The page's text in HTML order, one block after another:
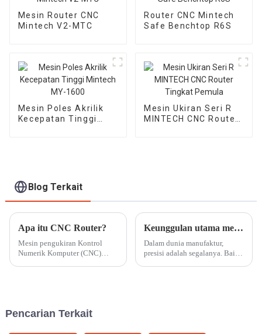
Mesin Router CNC
Mintech V2-MTC
Router CNC Mintech
Safe Benchtop R6S
Mesin Poles Akrilik
Kecepatan Tinggi
Mesin Ukiran Seri R
MINTECH CNC Router
Blog Terkait
Apa itu CNC Router?
Mesin pengukiran Kontrol
Numerik Komputer (CNC)
Keunggulan utama mesin pemotong laser akrilik presisi tinggi dan pentingnya bagi produksi perusahaan
Dalam dunia manufaktur,
presisi adalah segalanya. Baik
Pencarian Terkait